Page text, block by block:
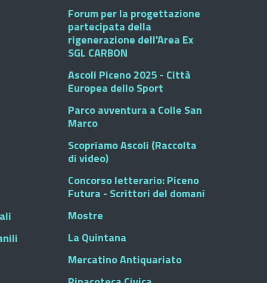
Forum per la progettazione
partecipata della
rigenerazione dell'Area Ex
SGL CARBON
Ascoli Piceno 2025 - Città
Europea dello Sport
Parco avventura a Colle San
Marco
Scopriamo Ascoli (Raccolta
di video)
Concorso letterario: Piceno
Futura - Scrittori del domani
Mostre
La Quintana
Mercatino Antiquariato